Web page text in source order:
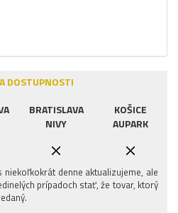
DOSTUPNOSTI
BRATISLAVA
NIVY
KOŠICE
AUPARK
denne aktualizujeme, ale
prípadoch stať, že tovar, ktorý